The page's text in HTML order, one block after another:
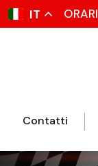
IT ORARI
Contatti